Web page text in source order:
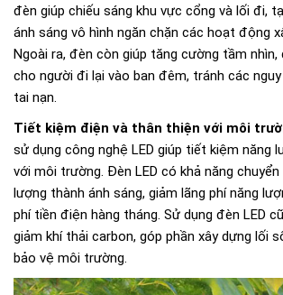
đèn giúp chiếu sáng khu vực cổng và lối đi,
ánh sáng vô hình ngăn chặn các hoạt động
Ngoài ra, đèn còn giúp tăng cường tầm
cho người đi lại vào ban đêm, tránh các
tai nạn.
Tiết kiệm điện và thân thiện với môi
sử dụng công nghệ LED giúp tiết kiệm năng
với môi trường. Đèn LED có khả năng
lượng thành ánh sáng, giảm lãng phí năng
phí tiền điện hàng tháng. Sử dụng đèn LED
giảm khí thải carbon, góp phần xây dựng lối
bảo vệ môi trường.